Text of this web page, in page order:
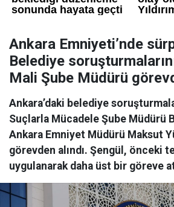
Ankara Emniyeti’nde
Belediye
Mali Şube Müdürü
Ankara’daki belediye
Suçlarla Mücadele Şube Müdürü
Ankara Emniyet Müdürü Maksut
görevden alındı. Şengül, önceki
uygulanarak daha üst bir göreve